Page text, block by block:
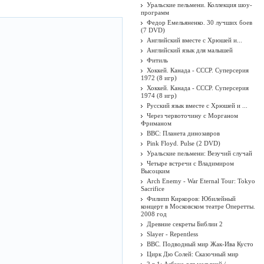
Уральские пельмени. Коллекция шоу-
программ
Федор Емельяненко. 30 лучших боев
(7 DVD)
Английский вместе с Хрюшей и...
Английский язык для малышей
Фитиль
Хоккей. Канада - СССР. Суперсерия
1972 (8 игр)
Хоккей. Канада - СССР. Суперсерия
1974 (8 игр)
Русский язык вместе с Хрюшей и ...
Через червоточину с Морганом
Фриманом
BBC: Планета динозавров
Pink Floyd. Pulse (2 DVD)
Уральские пельмени: Везучий случай
Четыре встречи с Владимиром
Высоцким
Arch Enemy - War Eternal Tour: Tokyo
Sacrifice
Филипп Киркоров: Юбилейный
концерт в Московском театре Оперетты.
2008 год
Древние секреты Библии 2
Slayer - Repentless
BBC. Подводный мир Жак-Ива Кусто
Цирк Дю Солей: Сказочный мир